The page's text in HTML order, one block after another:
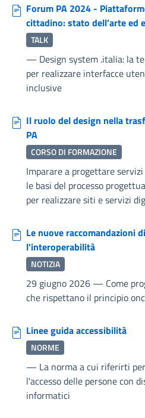
Forum PA 2024 -
cittadino: stato dell’arte ed
TALK
— Design system .italia: la
per realizzare interfacce
inclusive
Il ruolo del design nella
PA
CORSO DI FORMAZIONE
Imparare a progettare
le basi del processo
per realizzare siti e servizi
Le nuove raccomandazioni
l'interoperabilità
NOTIZIA
29 giugno 2026 — Come
che rispettano il principio
Linee guida accessibilità
NORME
— La norma a cui riferirti
l'accesso delle persone con
informatici